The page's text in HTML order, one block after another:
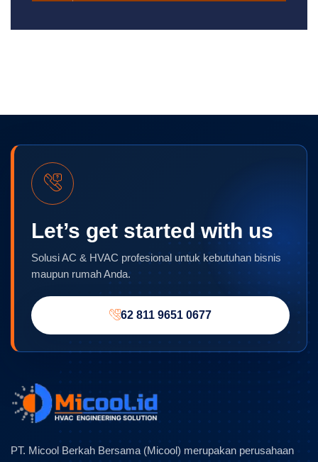
Let’s get started with us
Solusi AC & HVAC profesional untuk kebutuhan bisnis
maupun rumah Anda.
62 811 9651 0677
PT. Micool Berkah Bersama (Micool) merupakan perusahaan